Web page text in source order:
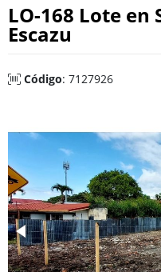
LO-168 Lote en
Escazu
Código: 7127926